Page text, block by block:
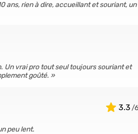
ans, rien à dire, accueillant et souriant, un
Un vrai pro tout seul toujours souriant et
goûté.
3.3
peu lent.